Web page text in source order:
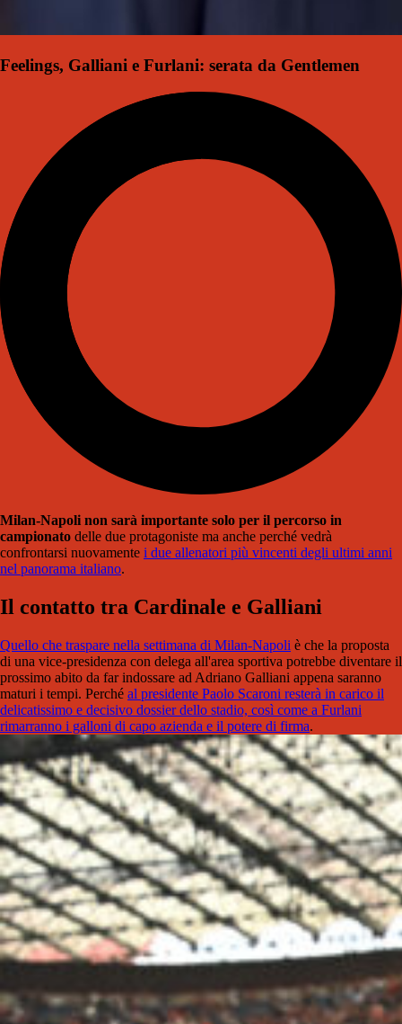
Feelings, Galliani e Furlani: serata da Gentlemen
Milan-Napoli non sarà importante solo per il percorso in
campionato delle due protagoniste ma anche perché vedrà
confrontarsi nuovamente i due allenatori più vincenti degli ultimi anni
nel panorama italiano.
Il contatto tra Cardinale e Galliani
Quello che traspare nella settimana di Milan-Napoli è che la proposta
di una vice-presidenza con delega all'area sportiva potrebbe diventare il
prossimo abito da far indossare ad Adriano Galliani appena saranno
maturi i tempi. Perché al presidente Paolo Scaroni resterà in carico il
delicatissimo e decisivo dossier dello stadio, così come a Furlani
rimarranno i galloni di capo azienda e il potere di firma.